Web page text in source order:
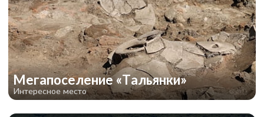
Мегапоселение «Тальянки»
Интересное место